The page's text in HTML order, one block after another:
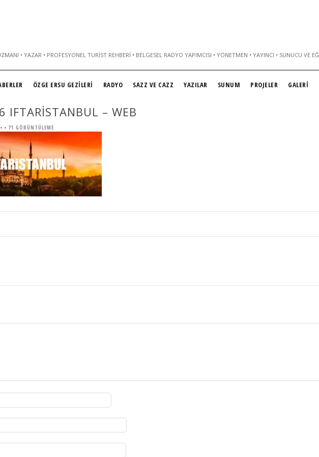
• YAZAR • PROFESYONEL TURIST REHBERI • BELGESEL RADYO YAPIMCISI • YÖNETMEN • YAYINCI • SUNUCU VE
ÖZGE ERSU GEZİLERİ RADYO SAZZ VE CAZZ YAZILAR SUNUM PROJELER GALERİ
IFTARISTANBUL – WEB
• 71 GÖRÜNTÜLEME